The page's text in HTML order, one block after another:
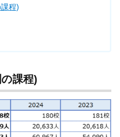
程)
課程)